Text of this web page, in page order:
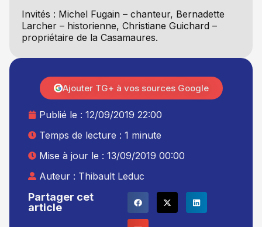
Invités : Michel Fugain – chanteur, Bernadette
Larcher – historienne, Christiane Guichard –
propriétaire de la Casamaures.
Partager cet
article
Publié le : 12/09/2019 22:00
Temps de lecture : 1 minute
Mise à jour le : 13/09/2019 00:00
Auteur : Thibault Leduc
Ajouter TG+ à vos sources Google